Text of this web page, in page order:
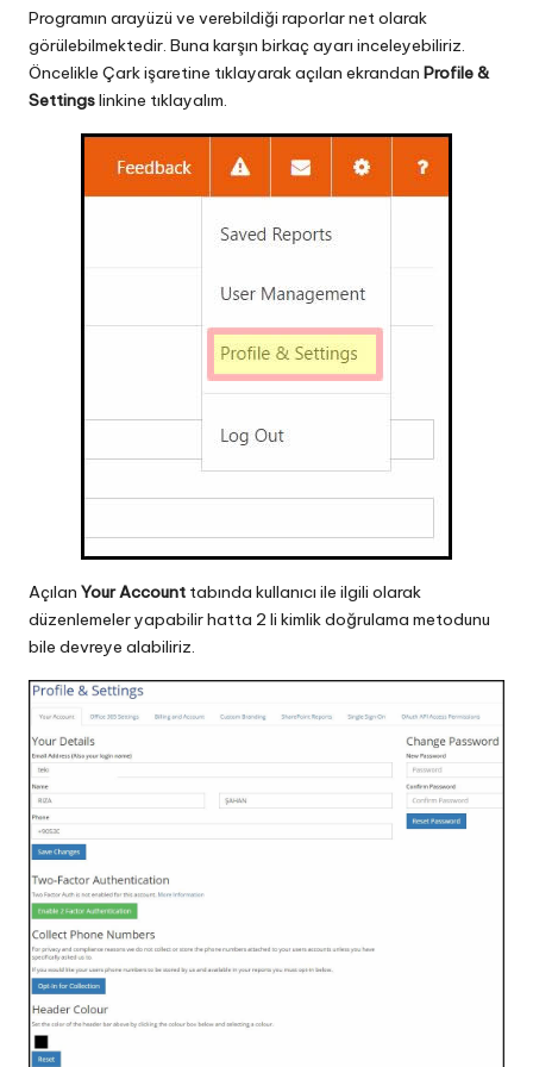
Programın arayüzü ve verebildiği raporlar net olarak
görülebilmektedir. Buna karşın birkaç ayarı inceleyebiliriz.
Öncelikle Çark işaretine tıklayarak açılan ekrandan Profile &
Settingslinkine tıklayalım.
Açılan Your Account tabında kullanıcı ile ilgili olarak
düzenlemeler yapabilir hatta 2 li kimlik doğrulama metodunu
bile devreye alabiliriz.